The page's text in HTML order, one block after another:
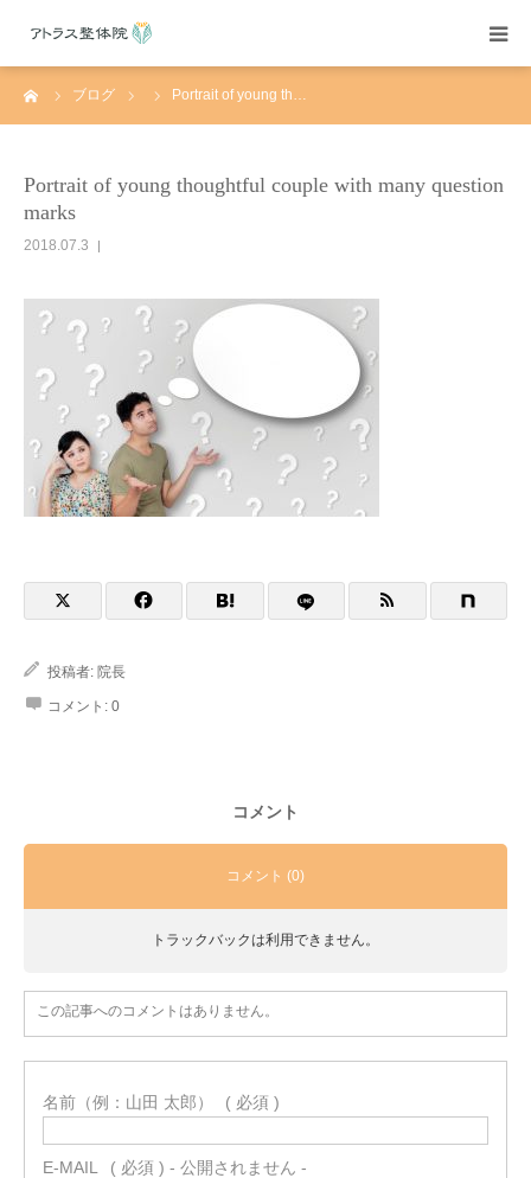
ブログ Portrait of young th…
Portrait of young thoughtful couple with many question
marks
2018.07.3
投稿者: 院長
コメント: 0
コメント
コメント (0)
トラックバックは利用できません。
この記事へのコメントはありません。
名前（例：山田 太郎） ( 必須 )
E-MAIL ( 必須 ) - 公開されません -
当院紹介
施術料金
よくある質問
アクセス
ブログ